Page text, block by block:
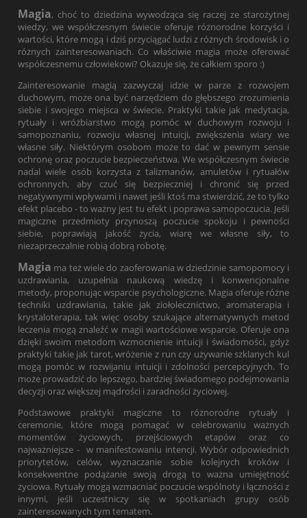
Magia, choć to dziedzina wywodząca się raczej ze starożytnej
wiedzy, we współczesnym świecie oferuje różnorodne korzyści i
wartości, które mogą i dziś przyciągać ludzi z różnych środowisk i o
różnych zainteresowaniach. Co właściwie magia może oferować
współczesnemu człowiekowi? Okazuje się, że całkiem sporo :)
Zainteresowanie magią zazwyczaj idzie w parze z rozwojem
duchowym, może ona być narzędziem do głębszego zrozumienia
siebie i swojego miejsca w świecie. Praktyki takie jak medytacja,
rytuały i wróżbiarstwo mogą pomóc w duchowym rozwoju i
samopoznaniu, rozwoju własnej intuicji, zwiększenia wiary we
własne siły. Niektórym osobom może to dać w pewnym sensie
ochronę oraz poczucie bezpieczeństwa. We współczesnym świecie
nadal wiele osób korzysta z talizmanów, amuletów i rytuałów
ochronnych, aby czuć się bezpieczniej i chronić się przed
negatywnymi wpływami i nawet jeśli ktoś ma stwierdzić, że to tylko
efekt placebo - to ważny jest tu efekt i poprawa samopoczucia. Jeśli
magiczne przedmioty przynoszą poczucie spokoju i pewności
siebie, poprawiają jakość życia, wiarę we własne siły, to
niezaprzeczalnie robią dobrą robotę.
Magia ma też wiele do zaoferowania w dziedzinie samopomocy i
uzdrawiania, uzupełnia naukową wiedzę i konwencjonalne
metody, proponując wsparcie psychologiczne. Magia oferuje różne
techniki uzdrawiania, takie jak ziołolecznictwo, aromaterapia i
krystaloterapia, tak więc osoby szukające alternatywnych metod
leczenia mogą znaleźć w magii wartościowe wsparcie. Oferuje ona
dzięki swoim metodom wzmocnienie intuicji i świadomości, gdyż
praktyki takie jak tarot, wróżenie z run czy używanie szklanych kul
mogą pomóc w rozwijaniu intuicji i zdolności percepcyjnych. To
może prowadzić do lepszego, bardziej świadomego podejmowania
decyzji oraz większej mądrości i zaradności życiowej.
Podstawowe praktyki magiczne to różnorodne rytuały i
ceremonie, które mogą pomagać w celebrowaniu ważnych
momentów życiowych, przejściowych etapów oraz co
najważniejsze - w manifestowaniu intencji. Wybór odpowiednich
priorytetów, celów, wyznaczanie sobie kolejnych kroków i
konsekwentne podążanie swoją drogą to ważna umiejętność
życiowa. Rytuały mogą wzmacniać poczucie wspólnoty i łączności z
innymi, jeśli uczestniczy się w spotkaniach grupy osób
zainteresowanych tym tematem.